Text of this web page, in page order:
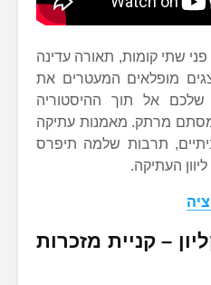
על פני שתי קומות, תאורה עדינה
מופלאים המעטרים את
אל תוך ההיסטוריה
מסתם מרתק. מאמנות עתיקה
תרבות שלמה תיפרס
העתיקה.
– קניית מזכרות